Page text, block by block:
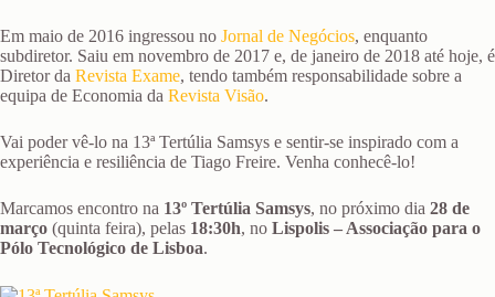
Em maio de 2016 ingressou no Jornal de Negócios, enquanto
subdiretor. Saiu em novembro de 2017 e, de janeiro de 2018 até hoje, é
Diretor da Revista Exame, tendo também responsabilidade sobre a
equipa de Economia da Revista Visão.
Vai poder vê-lo na 13ª Tertúlia Samsys e sentir-se inspirado com a
experiência e resiliência de Tiago Freire. Venha conhecê-lo!
Marcamos encontro na 13º Tertúlia Samsys, no próximo dia 28 de
março (quinta feira), pelas 18:30h, no Lispolis – Associação para o
Pólo Tecnológico de Lisboa.